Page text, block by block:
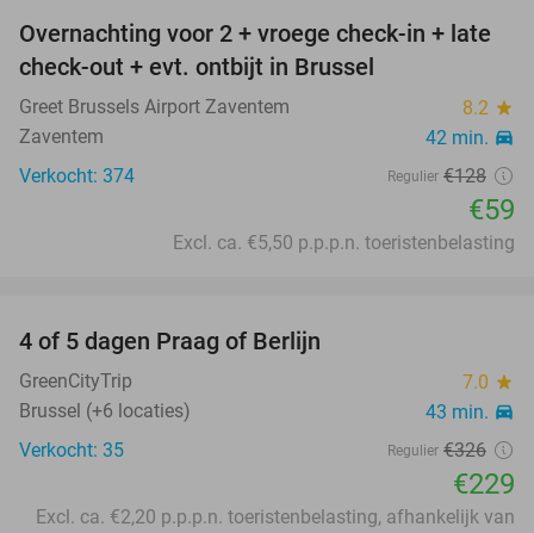
54%
Overnachting voor 2 + vroege check-in + late
check-out + evt. ontbijt in Brussel
Greet Brussels Airport Zaventem 8.2 star
Zaventem 42 min. directions_car
Verkocht: 374 Regulier €128
€59
Excl. ca. €5,50 p.p.p.n. toeristenbelasting
4 of 5 dagen Praag of Berlijn
GreenCityTrip 7.0 star
Brussel (+6 locaties) 43 min. directions_car
Verkocht: 35 Regulier €326
€229
Excl. ca. €2,20 p.p.p.n. toeristenbelasting, afhankelijk van